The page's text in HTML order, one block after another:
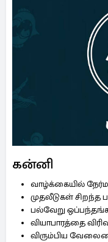
கன்னி
வாழ்க்கையில்
முதலீடுகள்
பல்வேறு
வியாபாரத்தை
விரும்பிய